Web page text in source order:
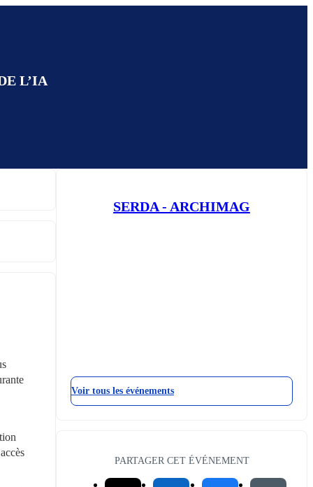
L’IA
SERDA - ARCHIMAG
Voir tous les événements
PARTAGER CET ÉVÉNEMENT